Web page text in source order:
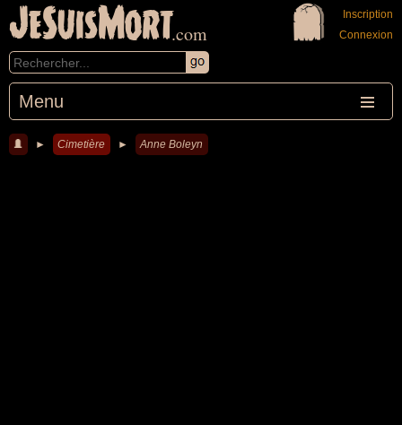
JeSuisMort.com
Menu
Inscription
Connexion
► Cimetière ► Anne Boleyn